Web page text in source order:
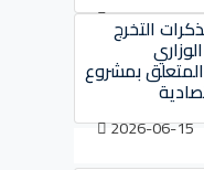
2026-07-07
التخرج
1275 المتعلق بمشروع
2026-06-15